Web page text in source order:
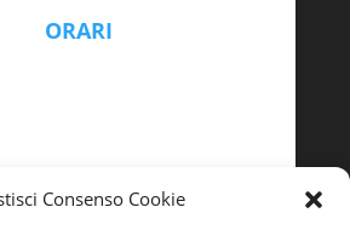
Consenso Cookie
ORARI